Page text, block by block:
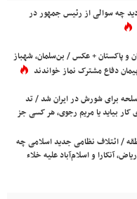
چه سوالی از رئیس جمهور در
و پاکستان + عکس / بن‌سلمان، شهباز
دفاع مشترک نماز خواندند
برای شورش در ایران شد / تد
بیاید یا مریم رجوی، هر کسی جز
/ ائتلاف نظامی جدید اسلامی چه
آنکارا و اسلام‌آباد علیه خلاء